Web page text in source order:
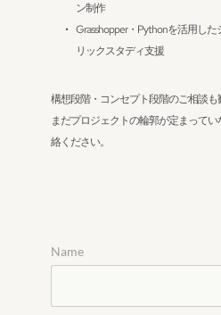
ン制作
Grasshopper・Pythonを活用し
リックスタディ支援
構想段階・コンセプト段階のご相談も
まだプロジェクトの輪郭が定まって
絡ください。
Name